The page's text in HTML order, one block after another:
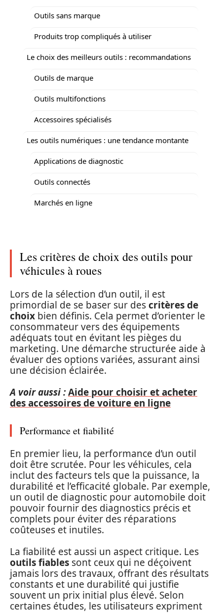
Outils sans marque
Produits trop compliqués à utiliser
Le choix des meilleurs outils : recommandations
Outils de marque
Outils multifonctions
Accessoires spécialisés
Les outils numériques : une tendance montante
Applications de diagnostic
Outils connectés
Marchés en ligne
Les critères de choix des outils pour
véhicules à roues
Lors de la sélection d’un outil, il est
primordial de se baser sur descritères de
choix bien définis. Cela permet d’orienter le
consommateur vers des équipements
adéquats tout en évitant les pièges du
marketing. Une démarche structurée aide à
évaluer des options variées, assurant ainsi
une décision éclairée.
A voir aussi :Aide pour choisir et acheter
des accessoires de voiture en ligne
Performance et fiabilité
En premier lieu, la performance d’un outil
doit être scrutée. Pour les véhicules, cela
inclut des facteurs tels que la puissance, la
durabilité et l’efficacité globale. Par exemple,
un outil de diagnostic pour automobile doit
pouvoir fournir des diagnostics précis et
complets pour éviter des réparations
coûteuses et inutiles.
La fiabilité est aussi un aspect critique. Les
outils fiables sont ceux qui ne déçoivent
jamais lors des travaux, offrant des résultats
constants et une durabilité qui justifie
souvent un prix initial plus élevé. Selon
certaines études, les utilisateurs expriment